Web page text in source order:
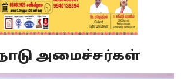
அமைச்சர்கள்